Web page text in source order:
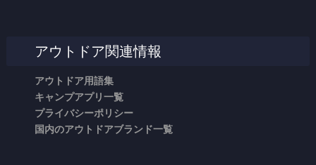
アウトドア関連情報
アウトドア用語集
キャンプアプリ一覧
プライバシーポリシー
国内のアウトドアブランド一覧